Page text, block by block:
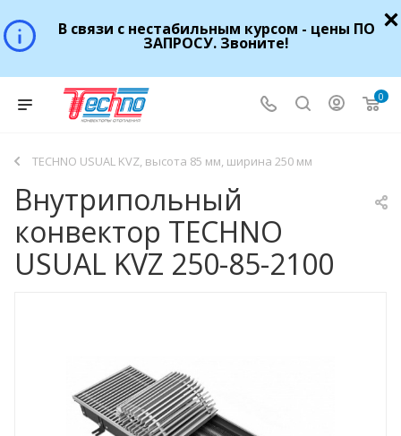
В связи с нестабильным курсом - цены ПО
ЗАПРОСУ. Звоните!
0
TECHNO USUAL KVZ, высота 85 мм, ширина 250 мм
Внутрипольный
конвектор TECHNO
USUAL KVZ 250-85-2100